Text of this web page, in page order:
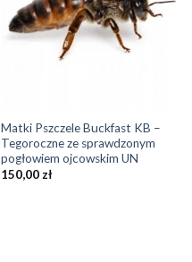
Add to
Wishlist
Matki Pszczele Buckfast KB –
Tegoroczne ze sprawdzonym
pogłowiem ojcowskim UN
150,00 zł